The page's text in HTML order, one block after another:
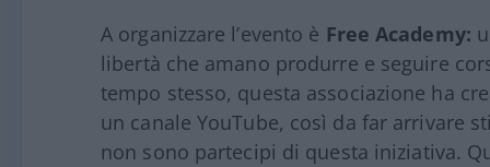
A organizzare l’evento è Free Academy:
libertà che amano produrre e seguire
tempo stesso, questa associazione ha
un canale YouTube, così da far arrivare
non sono partecipi di questa iniziativa.